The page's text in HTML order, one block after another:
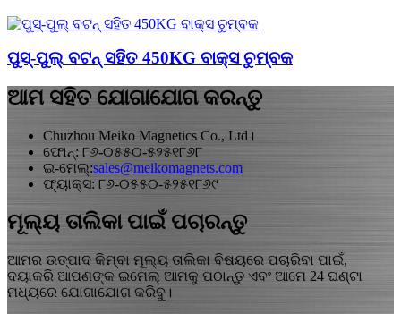
ପୁସ୍-ପୁଲ୍ ବଟନ୍ ସହିତ 450KG ବାକ୍ସ ଚୁମ୍ବକ
ଆମ ସହିତ ଯୋଗାଯୋଗ କରନ୍ତୁ
Chuzhou Meiko Magnetics Co., Ltd।
ଫୋନ୍: ୮୬-୦୫୫୦-୫୨୫୧୮୬୮
ଇ-ମେଲ୍:sales@meikomagnets.com
ଫ୍ୟାକ୍ସ: ୮୬-୦୫୫୦-୫୨୫୧୮୬୯
ମୂଲ୍ୟ ତାଲିକା ପାଇଁ ପଚାରନ୍ତୁ
ଆମର ଉତ୍ପାଦ କିମ୍ବା ମୂଲ୍ୟ ତାଲିକା ବିଷୟରେ ପଚାରିବା ପାଇଁ,
ଦୟାକରି ଆପଣଙ୍କ ଇମେଲ୍ ଆମକୁ ପଠାନ୍ତୁ ଏବଂ ଆମେ 24 ଘଣ୍ଟା
ମଧ୍ୟରେ ଯୋଗାଯୋଗ କରିବୁ।